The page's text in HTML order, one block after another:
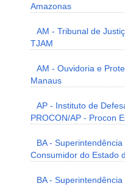
Amazonas
AM - Tribunal de
TJAM
AM - Ouvidoria e
Manaus
AP - Instituto de
PROCON/AP - Procon
BA -
Consumidor do Estado
BA -